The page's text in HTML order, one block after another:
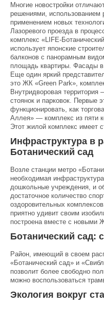
Многие новостройки
решениями, использованием
применением новых
Лазоревого проезда в
комплекс «LIFE-
использует японские
балконов с панорамным
площадь квартиры. Фасады
Еще один яркий
это ЖК «Green Park»,
Внутридворовая
стоянок и парковок. Первые
функционировать, как
Аллея» — комплекс из пяти
Этот жилой комплекс имеет
Инфраструктура в
Ботанический сад
Возле станции метро
необходимая
дошкольные учреждения, и
достаточное количество
оздоровительных
приятно удивит своим
построена вместе с новыми
Ботанический сад:
Район, имеющий в своем
«Ботанический сад» и
позволит более свободно
можно воспользоваться
Экология вокруг